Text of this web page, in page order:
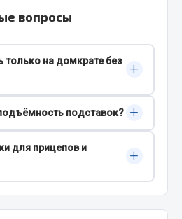
вопросы
только на домкрате без
+
длительное время. Для
использовать
автомобиль.
подставок? +
Берите запас по
особенно для
для прицепов и
+